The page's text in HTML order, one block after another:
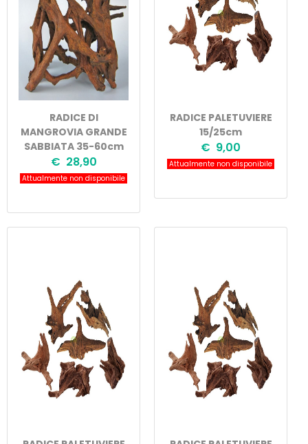
RADICE DI
MANGROVIA GRANDE
SABBIATA 35-60cm
€ 28,90
Attualmente non disponibile
RADICE PALETUVIERE
15/25cm
€ 9,00
Attualmente non disponibile